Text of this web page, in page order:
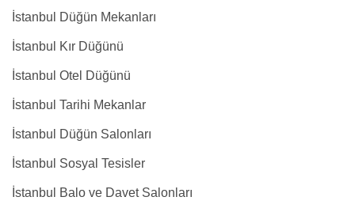
İstanbul Düğün Mekanları
İstanbul Kır Düğünü
İstanbul Otel Düğünü
İstanbul Tarihi Mekanlar
İstanbul Düğün Salonları
İstanbul Sosyal Tesisler
İstanbul Balo ve Davet Salonları